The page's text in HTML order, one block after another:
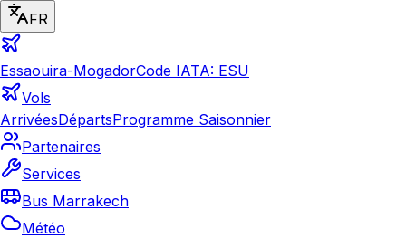
FR
Essaouira-MogadorCode IATA: ESU
Vols
ArrivéesDépartsProgramme Saisonnier
Partenaires
Services
Bus Marrakech
Météo